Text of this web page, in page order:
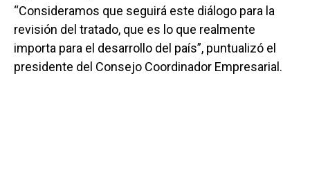
“Consideramos que seguirá este diálogo para la
revisión del tratado, que es lo que realmente
importa para el desarrollo del país”, puntualizó el
presidente del Consejo Coordinador Empresarial.